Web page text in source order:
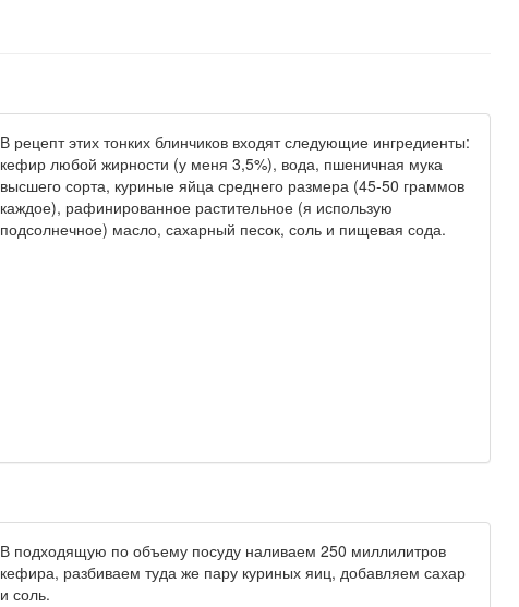
В рецепт этих тонких блинчиков входят следующие ингредиенты:
кефир любой жирности (у меня 3,5%), вода, пшеничная мука
высшего сорта, куриные яйца среднего размера (45-50 граммов
каждое), рафинированное растительное (я использую
подсолнечное) масло, сахарный песок, соль и пищевая сода.
В подходящую по объему посуду наливаем 250 миллилитров
кефира, разбиваем туда же пару куриных яиц, добавляем сахар
и соль.